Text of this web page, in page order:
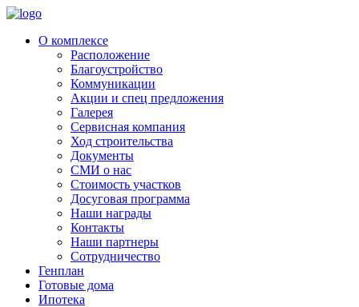
О комплексе
Расположение
Благоустройство
Коммуникации
Акции и спец предложения
Галерея
Сервисная компания
Ход строительства
Документы
СМИ о нас
Стоимость участков
Досуговая программа
Наши награды
Контакты
Наши партнеры
Сотрудничество
Генплан
Готовые дома
Ипотека